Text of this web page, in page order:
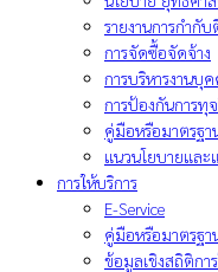
รายงานการกำกั
การจัดซื้อจัดจ้าง
การบริหารงานบุ
การป้องกันการทุ
คู่มือหรือมาตรฐ
แนวนโยบายแล
การให้บริการ
E-Service
คู่มือหรือมาตรฐา
ข้อมูลเชิงสถิติกา